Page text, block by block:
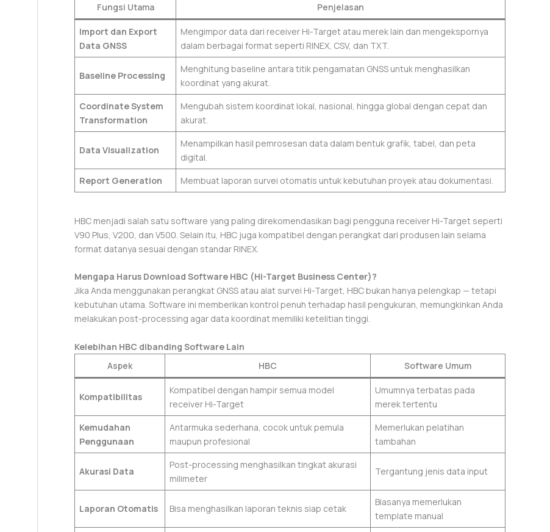
Fungsi Utama
Penjelasan
Import dan Export
Data GNSS
Mengimpor data dari receiver Hi-Target atau merek lain dan mengekspornya
dalam berbagai format seperti RINEX, CSV, dan TXT.
Baseline Processing
Menghitung baseline antara titik pengamatan GNSS untuk menghasilkan
koordinat yang akurat.
Coordinate System
Transformation
Mengubah sistem koordinat lokal, nasional, hingga global dengan cepat dan
akurat.
Data Visualization
Menampilkan hasil pemrosesan data dalam bentuk grafik, tabel, dan peta
digital.
Report Generation
Membuat laporan survei otomatis untuk kebutuhan proyek atau dokumentasi.
HBC menjadi salah satu software yang paling direkomendasikan bagi pengguna receiver Hi-Target seperti
V90 Plus, V200, dan V500. Selain itu, HBC juga kompatibel dengan perangkat dari produsen lain selama
format datanya sesuai dengan standar RINEX.
Mengapa Harus Download Software HBC (Hi-Target Business Center)?
Jika Anda menggunakan perangkat GNSS atau alat survei Hi-Target, HBC bukan hanya pelengkap — tetapi
kebutuhan utama. Software ini memberikan kontrol penuh terhadap hasil pengukuran, memungkinkan Anda
melakukan post-processing agar data koordinat memiliki ketelitian tinggi.
Kelebihan HBC dibanding Software Lain
Aspek
HBC Software Umum
Kompatibilitas
Kompatibel dengan hampir semua model
receiver Hi-Target
Umumnya terbatas pada
merek tertentu
Kemudahan
Penggunaan
Antarmuka sederhana, cocok untuk pemula
maupun profesional
Memerlukan pelatihan
tambahan
Akurasi Data
Post-processing menghasilkan tingkat akurasi
milimeter
Tergantung jenis data input
Laporan Otomatis Bisa menghasilkan laporan teknis siap cetak
Biasanya memerlukan
template manual